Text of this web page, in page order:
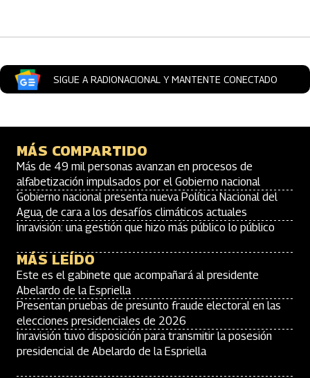
SIGUE A RADIONACIONAL Y MANTENTE CONECTADO
MÁS COMPARTIDO
Más de 49 mil personas avanzan en procesos de
alfabetización impulsados por el Gobierno nacional
Gobierno nacional presenta nueva Política Nacional del
Agua, de cara a los desafíos climáticos actuales
Inravisión: una gestión que hizo más público lo público
MÁS LEÍDO
Este es el gabinete que acompañará al presidente
Abelardo de la Espriella
Presentan pruebas de presunto fraude electoral en las
elecciones presidenciales de 2026
Inravisión tuvo disposición para transmitir la posesión
presidencial de Abelardo de la Espriella